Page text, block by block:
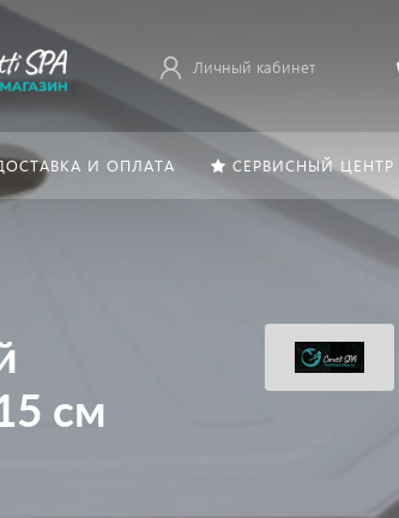
Личный кабинет
И ОПЛАТА СЕРВИСНЫЙ ЦЕНТР
см